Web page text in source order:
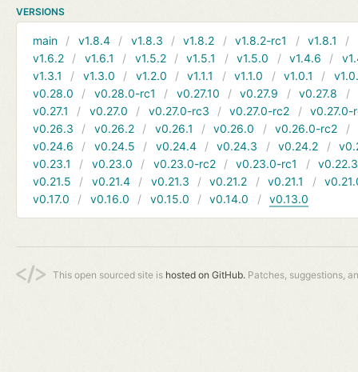
VERSIONS
main v1.8.4 v1.8.3 v1.8.2 v1.8.2-rc1 v1.8.1
v1.6.2
v1.6.1 v1.5.2 v1.5.1 v1.5.0 v1.4.6
v1.3.1
v1.3.0 v1.2.0 v1.1.1 v1.1.0 v1.0.1
v0.28.0
v0.28.0-rc1 v0.27.10 v0.27.9 v0.27.8
v0.27.1
v0.27.0 v0.27.0-rc3 v0.27.0-rc2
v0.27.0-
v0.26.3
v0.26.2 v0.26.1 v0.26.0 v0.26.0-rc2
v0.24.6
v0.24.5 v0.24.4 v0.24.3 v0.24.2
v0.23.1
v0.23.0 v0.23.0-rc2 v0.23.0-rc1
v0.22.3
v0.21.5
v0.21.4 v0.21.3 v0.21.2 v0.21.1
v0.17.0
v0.16.0 v0.15.0 v0.14.0 v0.13.0
This open sourced site is hosted on GitHub. Patches, suggestions,